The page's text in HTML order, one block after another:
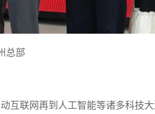
总部
互联网再到人工智能等诸多科技